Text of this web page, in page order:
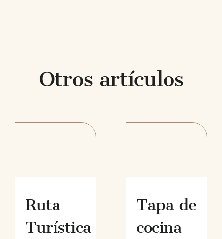
Otros artículos
Ruta
Turística
Tapa de
cocina